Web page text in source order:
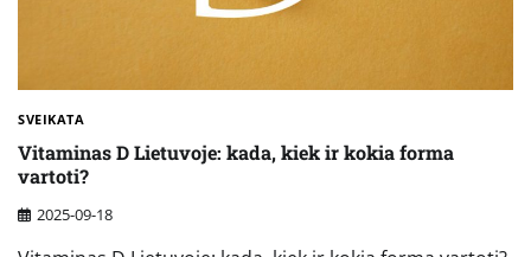
SVEIKATA
Vitaminas D Lietuvoje: kada, kiek ir kokia forma
vartoti?
2025-09-18